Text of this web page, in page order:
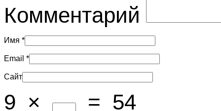
Комментарий
Имя *
Email *
Сайт
9 × = 54